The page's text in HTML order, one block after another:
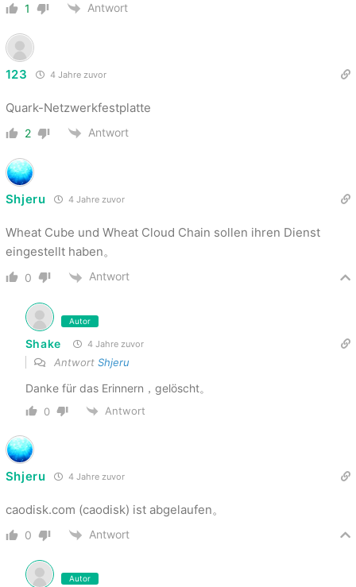
1 Antwort
123 4 Jahre zuvor
Quark-Netzwerkfestplatte
2 Antwort
Shjeru 4 Jahre zuvor
Wheat Cube und Wheat Cloud Chain sollen ihren Dienst
eingestellt haben。
0 Antwort
Autor
Shake 4 Jahre zuvor
Antwort Shjeru
Danke für das Erinnern，gelöscht。
0 Antwort
Shjeru 4 Jahre zuvor
caodisk.com (caodisk) ist abgelaufen。
0 Antwort
Autor